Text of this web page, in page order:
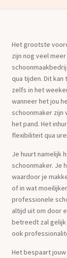
Het grootste
zijn nog veel
qua tijden. Dit
zelfs in het
wanneer het jou
schoonmaker zijn
het pand. Het
flexibiliteit qua
Je huurt namelijk
schoonmaker. Je
waardoor je
of in wat
professionele
altijd uit om door
betreedt zal
ook
Het bespaart